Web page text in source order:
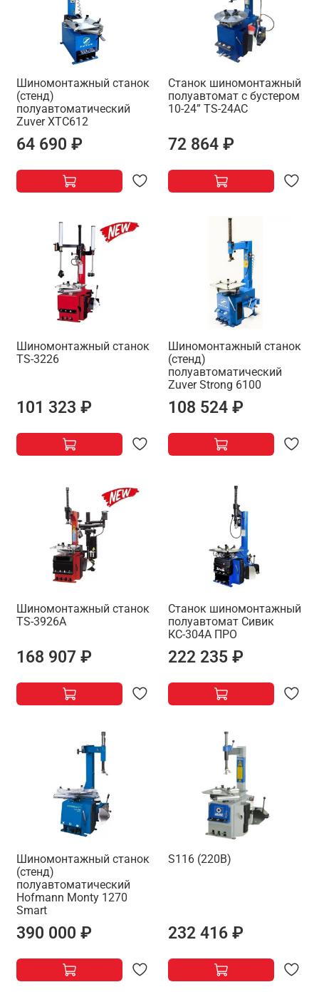
Шиномонтажный станок
(стенд)
полуавтоматический
Zuver XTC612
64 690 ₽
Станок шиномонтажный
полуавтомат с бустером
10-24” TS-24AC
72 864 ₽
Шиномонтажный станок
TS-3226
101 323 ₽
Шиномонтажный станок
(стенд)
полуавтоматический
Zuver Strong 6100
108 524 ₽
Шиномонтажный станок
TS-3926A
168 907 ₽
Станок шиномонтажный
полуавтомат Сивик
КС-304А ПРО
222 235 ₽
Шиномонтажный станок
(стенд)
полуавтоматический
Hofmann Monty 1270
Smart
390 000 ₽
S116 (220В)
232 416 ₽